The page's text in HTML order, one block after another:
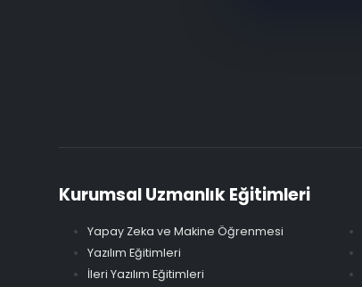
Kurumsal Uzmanlık Eğitimleri
Yapay Zeka ve Makine Öğrenmesi
Yazılım Eğitimleri
İleri Yazılım Eğitimleri